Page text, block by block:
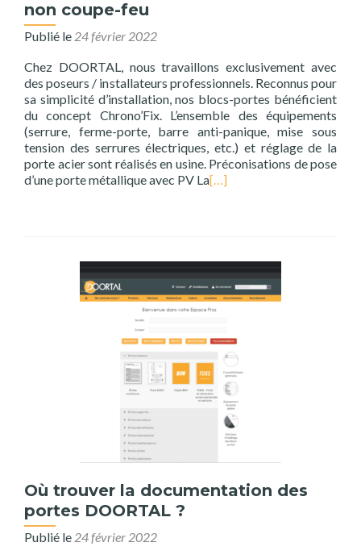
non coupe-feu
Publié le 24 février 2022
Chez DOORTAL, nous travaillons exclusivement avec
des poseurs / installateurs professionnels. Reconnus pour
sa simplicité d’installation, nos blocs-portes bénéficient
du concept Chrono’Fix. L’ensemble des équipements
(serrure, ferme-porte, barre anti-panique, mise sous
tension des serrures électriques, etc.) et réglage de la
porte acier sont réalisés en usine. Préconisations de pose
d’une porte métallique avec PV La[…]
Où trouver la documentation des
portes DOORTAL ?
Publié le 24 février 2022